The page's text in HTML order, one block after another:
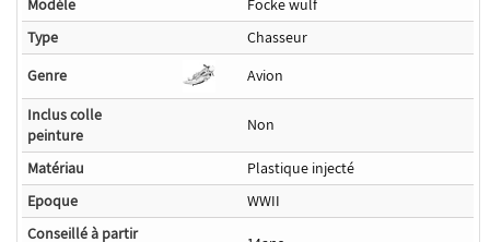
Modéle
Focke wulf
Type
Chasseur
Genre
Avion
Inclus colle
peinture
Non
Matériau
Plastique injecté
Epoque
WWII
Conseillé à partir